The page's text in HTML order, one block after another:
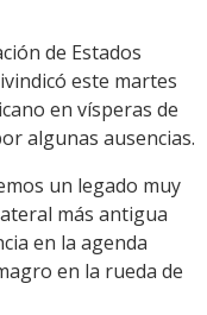
de Estados
este martes
en vísperas de
algunas ausencias.
un legado muy
más antigua
en la agenda
en la rueda de